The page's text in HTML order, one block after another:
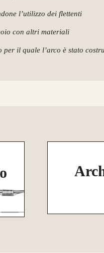
l’utilizzo dei flettenti
con altri materiali
per il quale l’arco è stato